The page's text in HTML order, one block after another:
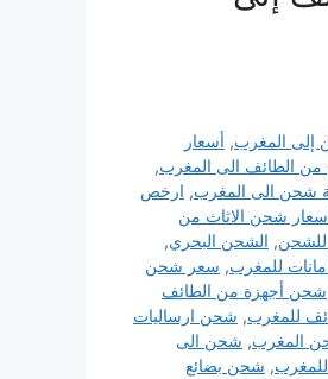
إلى المغرب, أسعار
الطائف الى المغرب,
شحن الى المغرب, ارخص
شحن الاثاث من
للشحن, الشحن البحري,
للمغرب, سعر شحن
شحن أجهزة من الطائف
للمغرب, شحن ارساليات
المغرب, شحن الى
, شحن بضائع